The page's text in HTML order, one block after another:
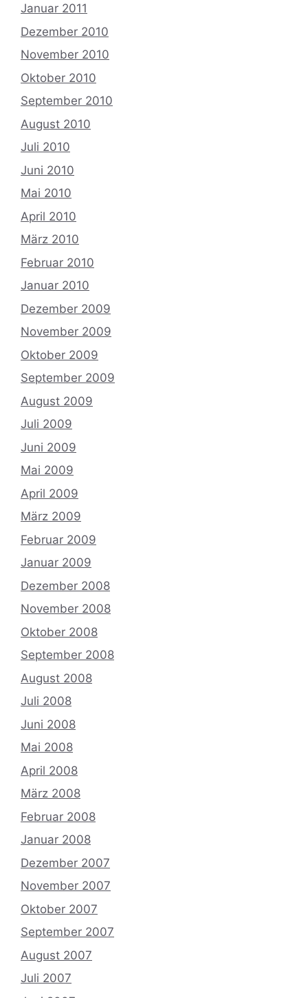
Januar 2011
Dezember 2010
November 2010
Oktober 2010
September 2010
August 2010
Juli 2010
Juni 2010
Mai 2010
April 2010
März 2010
Februar 2010
Januar 2010
Dezember 2009
November 2009
Oktober 2009
September 2009
August 2009
Juli 2009
Juni 2009
Mai 2009
April 2009
März 2009
Februar 2009
Januar 2009
Dezember 2008
November 2008
Oktober 2008
September 2008
August 2008
Juli 2008
Juni 2008
Mai 2008
April 2008
März 2008
Februar 2008
Januar 2008
Dezember 2007
November 2007
Oktober 2007
September 2007
August 2007
Juli 2007